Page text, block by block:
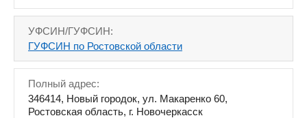
УФСИН/ГУФСИН:
ГУФСИН по Ростовской области
Полный адрес:
346414, Новый городок, ул. Макаренко 60,
Ростовская область, г. Новочеркасск